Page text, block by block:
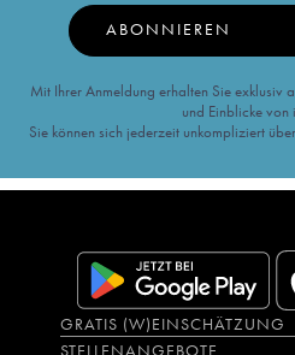
ABONNIEREN
Mit Ihrer Anmeldung erhalten Sie exklusiv
und Einblicke von
Sie können sich jederzeit unkompliziert
GRATIS (W)EINSCHÄTZUNG
STELLENANGEBOTE